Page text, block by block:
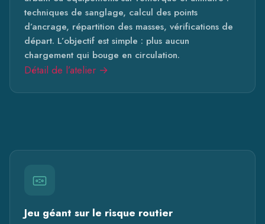
techniques de sanglage, calcul des points
d’ancrage, répartition des masses, vérifications de
départ. L’objectif est simple : plus aucun
chargement qui bouge en circulation.
Détail de l’atelier →
Jeu géant sur le risque routier